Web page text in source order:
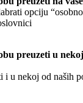
opciju
preuzeti u
i u nekoj od naših